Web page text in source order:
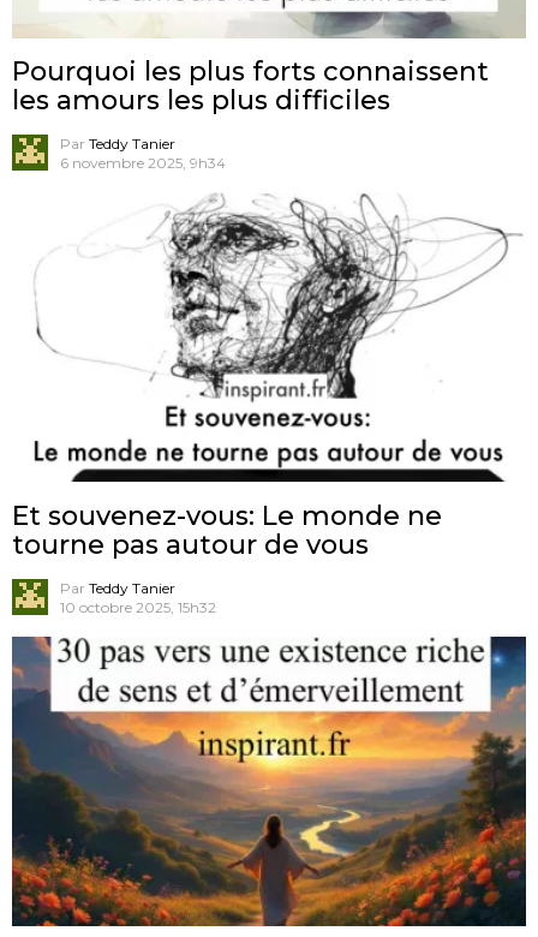
Pourquoi les plus forts connaissent
les amours les plus difficiles
Par Teddy Tanier
6 novembre 2025, 9h34
Et souvenez-vous: Le monde ne
tourne pas autour de vous
Par Teddy Tanier
10 octobre 2025, 15h32